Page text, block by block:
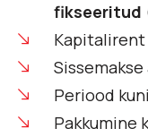
fikseeritud
Kapitalirent
Sissemakse
Periood
Pakkumine